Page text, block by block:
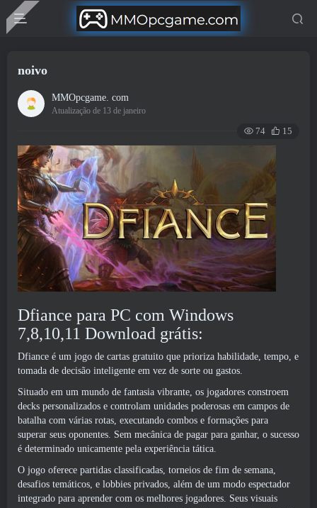
noivo
MMOpcgame. com
Atualização de 13 de janeiro
74 15
Dfiance para PC com Windows
7,8,10,11 Download grátis:
Dfiance é um jogo de cartas gratuito que prioriza habilidade, tempo, e
tomada de decisão inteligente em vez de sorte ou gastos.
Situado em um mundo de fantasia vibrante, os jogadores constroem
decks personalizados e controlam unidades poderosas em campos de
batalha com várias rotas, executando combos e formações para
superar seus oponentes. Sem mecânica de pagar para ganhar, o sucesso
é determinado unicamente pela experiência tática.
O jogo oferece partidas classificadas, torneios de fim de semana,
desafios temáticos, e lobbies privados, além de um modo espectador
integrado para aprender com os melhores jogadores. Seus visuais